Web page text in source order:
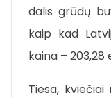
dalis grūdų
kaip kad
kaina – 203,28
Tiesa,